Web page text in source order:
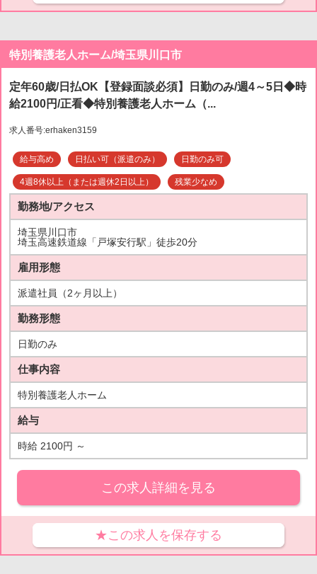
特別養護老人ホーム/埼玉県川口市
定年60歳/日払OK【登録面談必須】日勤のみ/週4～5日◆時
給2100円/正看◆特別養護老人ホーム（...
求人番号:erhaken3159
給与高め 日払い可（派遣のみ） 日勤のみ可
4週8休以上（または週休2日以上） 残業少なめ
勤務地/アクセス
埼玉県川口市
埼玉高速鉄道線「戸塚安行駅」徒歩20分
雇用形態
派遣社員（2ヶ月以上）
勤務形態
日勤のみ
仕事内容
特別養護老人ホーム
給与
時給 2100円 ～
この求人詳細を見る
★この求人を保存する